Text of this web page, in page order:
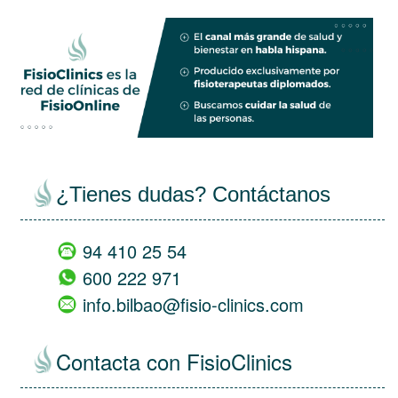
¿Tienes dudas? Contáctanos
94 410 25 54
600 222 971
info.bilbao@fisio-clinics.com
Contacta con FisioClinics